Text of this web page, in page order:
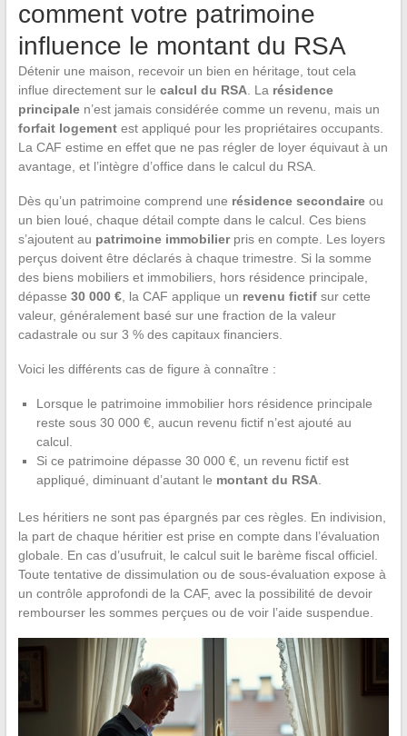
comment votre patrimoine
influence le montant du RSA
Détenir une maison, recevoir un bien en héritage, tout cela
influe directement sur le calcul du RSA. La résidence
principalen’est jamais considérée comme un revenu, mais un
forfait logementest appliqué pour les propriétaires occupants.
La CAF estime en effet que ne pas régler de loyer équivaut à un
avantage, et l’intègre d’office dans le calcul du RSA.
Dès qu’un patrimoine comprend une résidence secondaireou
un bien loué, chaque détail compte dans le calcul. Ces biens
s’ajoutent au patrimoine immobilierpris en compte. Les loyers
perçus doivent être déclarés à chaque trimestre. Si la somme
des biens mobiliers et immobiliers, hors résidence principale,
dépasse 30 000 €, la CAF applique un revenu fictifsur cette
valeur, généralement basé sur une fraction de la valeur
cadastrale ou sur 3 % des capitaux financiers.
Voici les différents cas de figure à connaître :
Lorsque le patrimoine immobilier hors résidence principale
reste sous 30 000 €, aucun revenu fictif n’est ajouté au
calcul.
Si ce patrimoine dépasse 30 000 €, un revenu fictif est
appliqué, diminuant d’autant le montant du RSA.
Les héritiers ne sont pas épargnés par ces règles. En indivision,
la part de chaque héritier est prise en compte dans l’évaluation
globale. En cas d’usufruit, le calcul suit le barème fiscal officiel.
Toute tentative de dissimulation ou de sous-évaluation expose à
un contrôle approfondi de la CAF, avec la possibilité de devoir
rembourser les sommes perçues ou de voir l’aide suspendue.